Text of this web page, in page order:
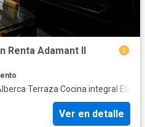
Renta Adamant II
·Terraza·Cocina integral ·
Ver en detalle